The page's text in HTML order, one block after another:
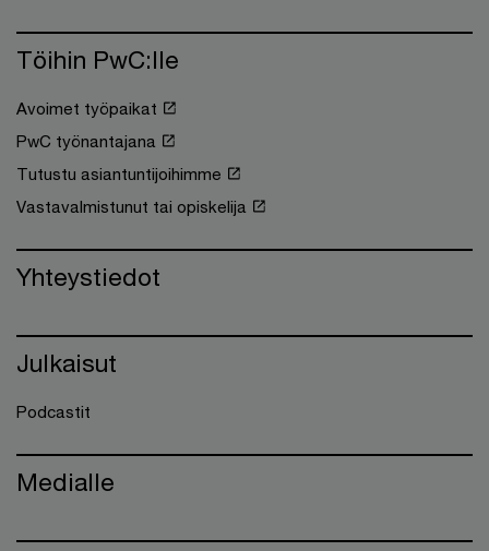
Töihin PwC:lle
Avoimet työpaikat
PwC työnantajana
Tutustu asiantuntijoihimme
Vastavalmistunut tai opiskelija
Yhteystiedot
Julkaisut
Podcastit
Medialle